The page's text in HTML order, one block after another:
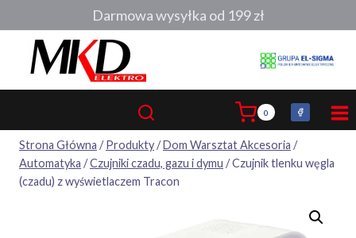
do
0
Strona Główna / Produkty/Dom Warsztat Akcesoria /
Automatyka /Czujniki czadu, gazu i dymu /Czujnik tlenku węgla
(czadu) z wyświetlaczem Tracon
Darmowa wysyłka od 199 zł